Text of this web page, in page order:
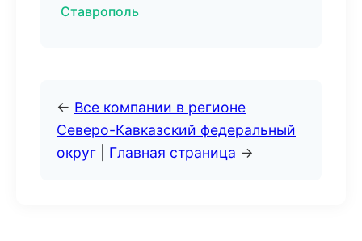
Ставрополь
← Все компании в регионе
Северо-Кавказский федеральный
округ
Главная страница →